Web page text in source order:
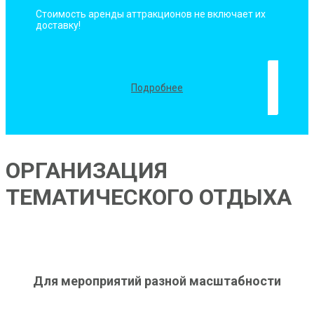
Стоимость аренды аттракционов не включает их
доставку!
Подробнее
ОРГАНИЗАЦИЯ
ТЕМАТИЧЕСКОГО ОТДЫХА
Для мероприятий разной масштабности